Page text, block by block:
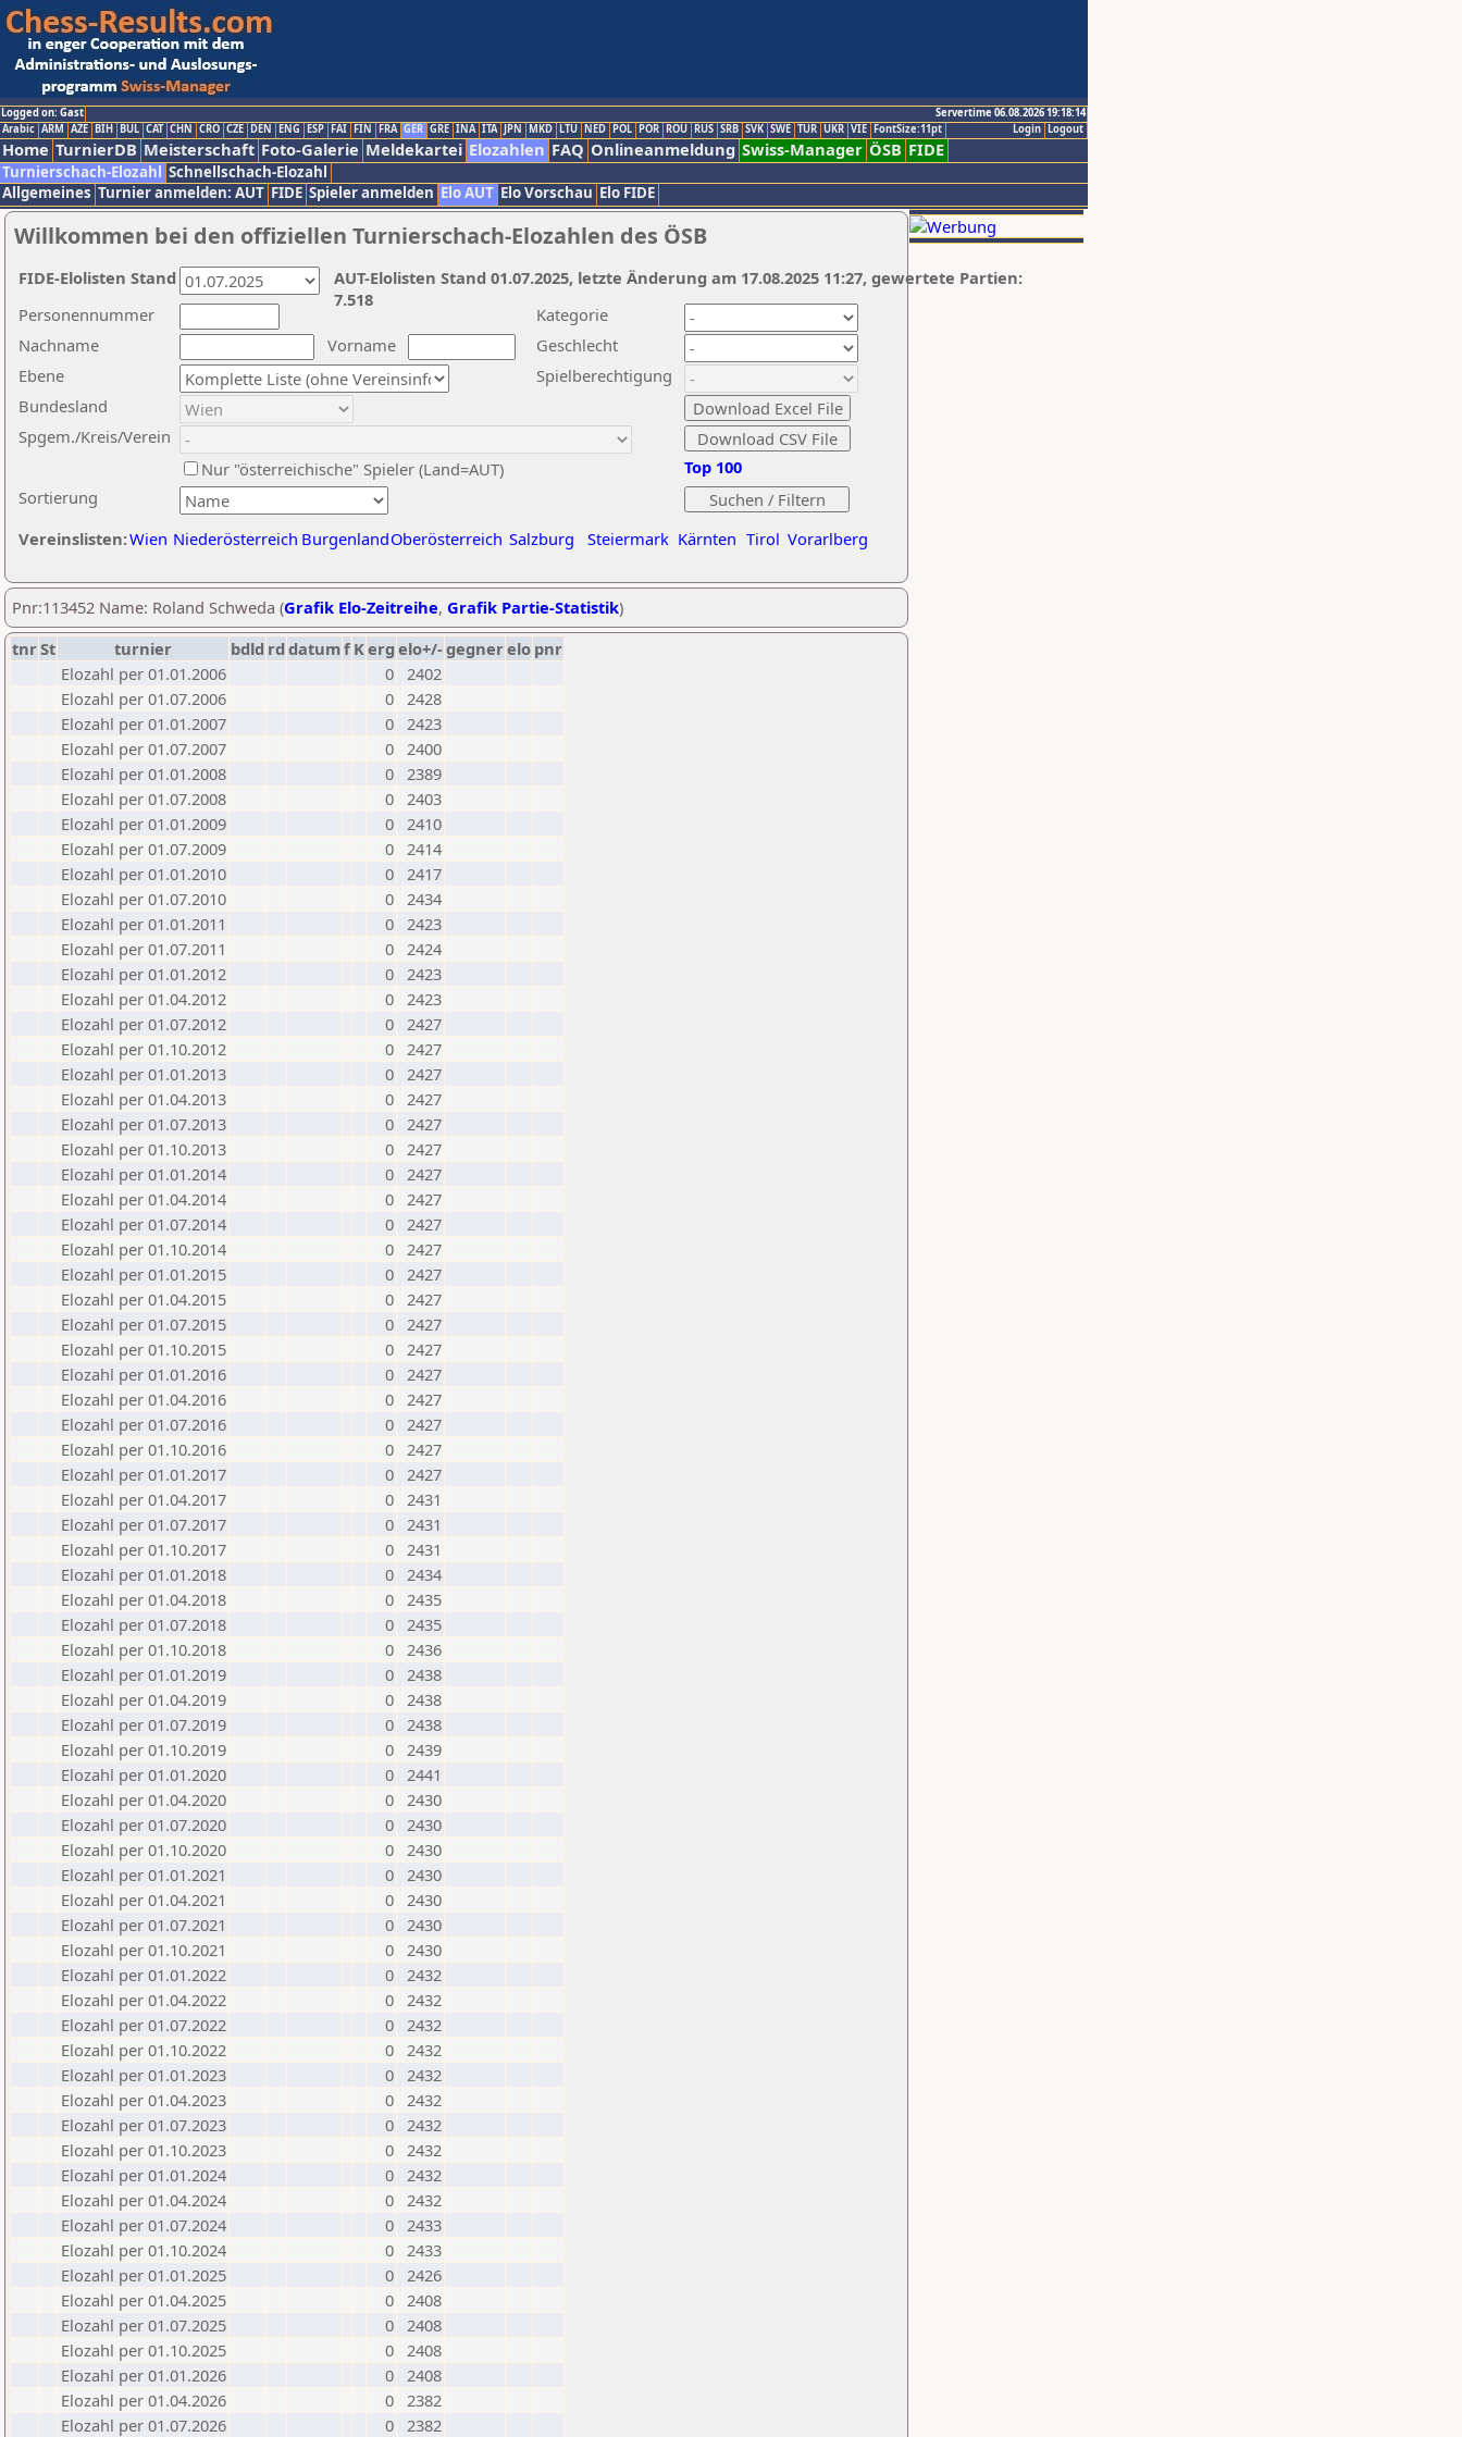
Logged on: Gast
Servertime 06.08.2026 19:18:14
Logout
Login
Arabic ARM AZE BIH BUL CAT CHN CRO CZE DEN ENG ESP FAI FIN FRA GER GRE INA ITA JPN MKD LTU NED POL POR ROU RUS SRB SVK SWE TUR UKR VIE FontSize:11pt
Home TurnierDB Meisterschaft Foto-Galerie Meldekartei Elozahlen FAQ Onlineanmeldung Swiss-Manager ÖSB FIDE
Turnierschach-Elozahl Schnellschach-Elozahl
Allgemeines Turnier anmelden: AUT FIDE Spieler anmelden Elo AUT Elo Vorschau Elo FIDE
Willkommen bei den offiziellen Turnierschach-Elozahlen des ÖSB
Nachname
Vorname
Ebene
Kategorie
Sortierung
Personennummer
Bundesland
Spgem./Kreis/Verein
Geschlecht
Nur "österreichische" Spieler (Land=AUT)
Spielberechtigung
Vereinslisten:Wien Niederösterreich BurgenlandOberösterreich Salzburg Steiermark Kärnten Tirol Vorarlberg
Top 100
AUT-Elolisten Stand 01.07.2025, letzte Änderung am 17.08.2025 11:27, gewertete Partien:
7.518
FIDE-Elolisten Stand
Pnr:113452 Name: Roland Schweda (Grafik Elo-Zeitreihe, Grafik Partie-Statistik)
tnrSt turnier bdld rd datumf Kerg elo+/-gegnerelo pnr
Elozahl per 01.01.2006
0 2402
Elozahl per 01.07.2006
0 2428
Elozahl per 01.01.2007
0 2423
Elozahl per 01.07.2007
0 2400
Elozahl per 01.01.2008
0 2389
Elozahl per 01.07.2008
0 2403
Elozahl per 01.01.2009
0 2410
Elozahl per 01.07.2009
0 2414
Elozahl per 01.01.2010
0 2417
Elozahl per 01.07.2010
0 2434
Elozahl per 01.01.2011
0 2423
Elozahl per 01.07.2011
0 2424
Elozahl per 01.01.2012
0 2423
Elozahl per 01.04.2012
0 2423
Elozahl per 01.07.2012
0 2427
Elozahl per 01.10.2012
0 2427
Elozahl per 01.01.2013
0 2427
Elozahl per 01.04.2013
0 2427
Elozahl per 01.07.2013
0 2427
Elozahl per 01.10.2013
0 2427
Elozahl per 01.01.2014
0 2427
Elozahl per 01.04.2014
0 2427
Elozahl per 01.07.2014
0 2427
Elozahl per 01.10.2014
0 2427
Elozahl per 01.01.2015
0 2427
Elozahl per 01.04.2015
0 2427
Elozahl per 01.07.2015
0 2427
Elozahl per 01.10.2015
0 2427
Elozahl per 01.01.2016
0 2427
Elozahl per 01.04.2016
0 2427
Elozahl per 01.07.2016
0 2427
Elozahl per 01.10.2016
0 2427
Elozahl per 01.01.2017
0 2427
Elozahl per 01.04.2017
0 2431
Elozahl per 01.07.2017
0 2431
Elozahl per 01.10.2017
0 2431
Elozahl per 01.01.2018
0 2434
Elozahl per 01.04.2018
0 2435
Elozahl per 01.07.2018
0 2435
Elozahl per 01.10.2018
0 2436
Elozahl per 01.01.2019
0 2438
Elozahl per 01.04.2019
0 2438
Elozahl per 01.07.2019
0 2438
Elozahl per 01.10.2019
0 2439
Elozahl per 01.01.2020
0 2441
Elozahl per 01.04.2020
0 2430
Elozahl per 01.07.2020
0 2430
Elozahl per 01.10.2020
0 2430
Elozahl per 01.01.2021
0 2430
Elozahl per 01.04.2021
0 2430
Elozahl per 01.07.2021
0 2430
Elozahl per 01.10.2021
0 2430
Elozahl per 01.01.2022
0 2432
Elozahl per 01.04.2022
0 2432
Elozahl per 01.07.2022
0 2432
Elozahl per 01.10.2022
0 2432
Elozahl per 01.01.2023
0 2432
Elozahl per 01.04.2023
0 2432
Elozahl per 01.07.2023
0 2432
Elozahl per 01.10.2023
0 2432
Elozahl per 01.01.2024
0 2432
Elozahl per 01.04.2024
0 2432
Elozahl per 01.07.2024
0 2433
Elozahl per 01.10.2024
0 2433
Elozahl per 01.01.2025
0 2426
Elozahl per 01.04.2025
0 2408
Elozahl per 01.07.2025
0 2408
Elozahl per 01.10.2025
0 2408
Elozahl per 01.01.2026
0 2408
Elozahl per 01.04.2026
0 2382
Elozahl per 01.07.2026
0 2382